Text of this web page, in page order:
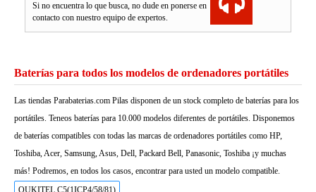
Si no encuentra lo que busca, no dude en ponerse en
contacto con nuestro equipo de expertos.
Baterías para todos los modelos de ordenadores portátiles
Las tiendas Parabaterias.com Pilas disponen de un stock completo de baterías para los
portátiles. Teneos baterías para 10.000 modelos diferentes de portátiles. Disponemos
de baterías compatibles con todas las marcas de ordenadores portátiles como HP,
Toshiba, Acer, Samsung, Asus, Dell, Packard Bell, Panasonic, Toshiba ¡y muchas
más! Podremos, en todos los casos, encontrar para usted un modelo compatible.
OUKITEL C5(1ICP4/58/81)